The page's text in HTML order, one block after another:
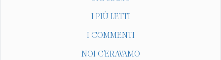
I PIÙ LETTI
I COMMENTI
NOI C'ERAVAMO